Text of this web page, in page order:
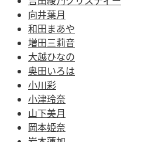
向井葉月
和田まあや
増田三莉音
大越ひなの
奥田いろは
小川彩
小津玲奈
山下美月
岡本姫奈